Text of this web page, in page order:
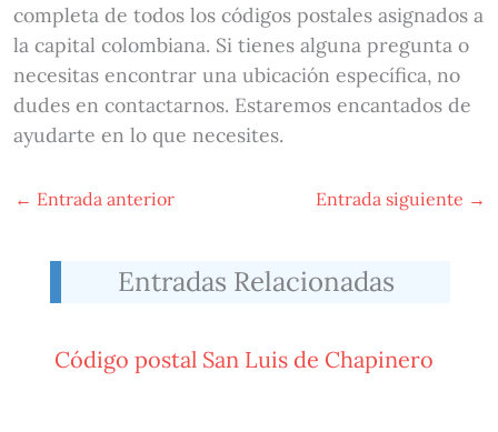
completa de todos los códigos postales asignados a
la capital colombiana. Si tienes alguna pregunta o
necesitas encontrar una ubicación específica, no
dudes en contactarnos. Estaremos encantados de
ayudarte en lo que necesites.
← Entrada anterior Entrada siguiente →
Entradas Relacionadas
Código postal San Luis de Chapinero